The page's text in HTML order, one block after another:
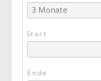
3 Monate
Start
Ende